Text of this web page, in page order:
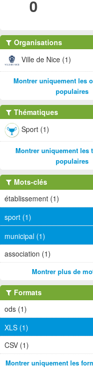
0
Organisations
Ville de Nice (1)
Montrer uniquement les
populaires
Thématiques
Sport (1)
Montrer uniquement les
populaires
Mots-clés
établissement (1)
sport (1)
municipal (1)
association (1)
Montrer plus de
Formats
ods (1)
XLS (1)
CSV (1)
Montrer uniquement les